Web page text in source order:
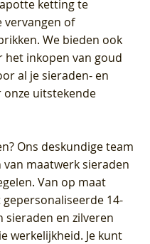
ketting te
of
We bieden ook
inkopen van goud
al je sieraden- en
uitstekende
? Ons deskundige team
maatwerk sieraden
Van op maat
14-
sieraden en zilveren
werkelijkheid. Je kunt